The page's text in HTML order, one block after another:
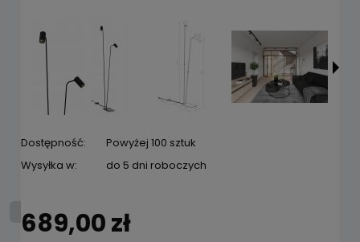
Dostępność:
Powyżej 100 sztuk
Wysyłka w:
do 5 dni roboczych
689,00 zł